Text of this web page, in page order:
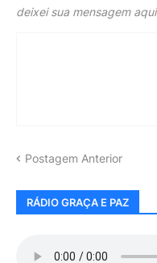
deixei sua mensagem aqui
Postagem Anterior
RÁDIO GRAÇA E PAZ